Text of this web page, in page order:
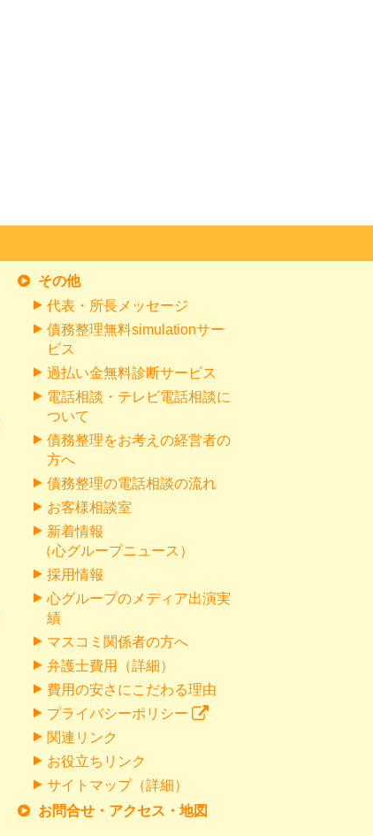
その他
代表・所長メッセージ
債務整理無料simulationサー
ビス
過払い金無料診断サービス
電話相談・テレビ電話相談に
ついて
債務整理をお考えの経営者の
方へ
債務整理の電話相談の流れ
お客様相談室
新着情報
（心グループニュース）
採用情報
心グループのメディア出演実
績
マスコミ関係者の方へ
弁護士費用（詳細）
費用の安さにこだわる理由
プライバシーポリシー
関連リンク
お役立ちリンク
サイトマップ（詳細）
お問合せ・アクセス・地図